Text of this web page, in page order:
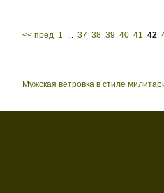
<< пред 1 ... 37 38 39 40 41 42
Мужская ветровка в стиле